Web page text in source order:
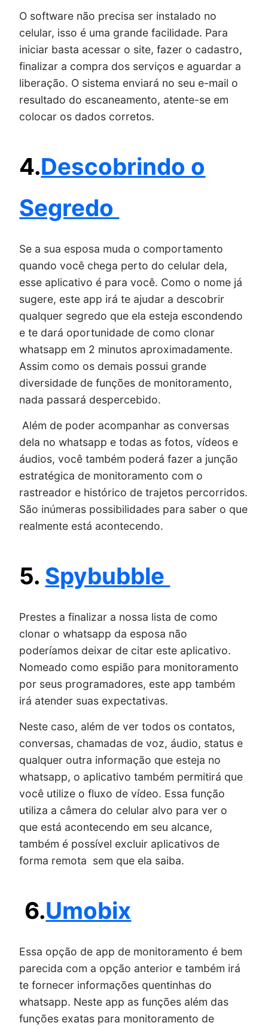
O software não precisa ser instalado no
celular, isso é uma grande facilidade. Para
iniciar basta acessar o site, fazer o cadastro,
finalizar a compra dos serviços e aguardar a
liberação. O sistema enviará no seu e-mail o
resultado do escaneamento, atente-se em
colocar os dados corretos.
4.Descobrindo o
Segredo
Se a sua esposa muda o comportamento
quando você chega perto do celular dela,
esse aplicativo é para você. Como o nome já
sugere, este app irá te ajudar a descobrir
qualquer segredo que ela esteja escondendo
e te dará oportunidade de como clonar
whatsapp em 2 minutos aproximadamente.
Assim como os demais possui grande
diversidade de funções de monitoramento,
nada passará despercebido.
Além de poder acompanhar as conversas
dela no whatsapp e todas as fotos, vídeos e
áudios, você também poderá fazer a junção
estratégica de monitoramento com o
rastreador e histórico de trajetos percorridos.
São inúmeras possibilidades para saber o que
realmente está acontecendo.
5. Spybubble
Prestes a finalizar a nossa lista de como
clonar o whatsapp da esposa não
poderíamos deixar de citar este aplicativo.
Nomeado como espião para monitoramento
por seus programadores, este app também
irá atender suas expectativas.
Neste caso, além de ver todos os contatos,
conversas, chamadas de voz, áudio, status e
qualquer outra informação que esteja no
whatsapp, o aplicativo também permitirá que
você utilize o fluxo de vídeo. Essa função
utiliza a câmera do celular alvo para ver o
que está acontecendo em seu alcance,
também é possível excluir aplicativos de
forma remota sem que ela saiba.
6.Umobix
Essa opção de app de monitoramento é bem
parecida com a opção anterior e também irá
te fornecer informações quentinhas do
whatsapp. Neste app as funções além das
funções exatas para monitoramento de